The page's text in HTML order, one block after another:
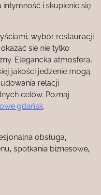
i skupienie się
wybór restauracji
się nie tylko
Elegancka atmosfera,
jakości jedzenie mogą
relacji
celów. Poznaj
gdańsk.
obsługa,
, spotkania biznesowe,